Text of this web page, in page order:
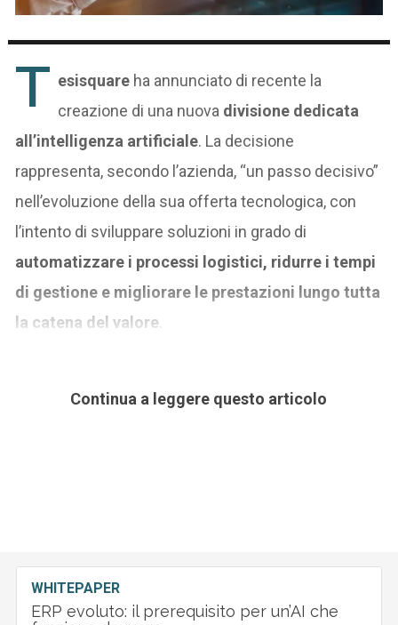
T esisquare ha annunciato di recente la
creazione di una nuova divisione dedicata
all’intelligenza artificiale. La decisione
rappresenta, secondo l’azienda, “un passo decisivo”
nell’evoluzione della sua offerta tecnologica, con
l’intento di sviluppare soluzioni in grado di
automatizzare i processi logistici, ridurre i tempi
di gestione e migliorare le prestazioni lungo tutta
la catena del valore
Continua a leggere questo articolo
WHITEPAPER
ERP evoluto: il prerequisito per un’AI che